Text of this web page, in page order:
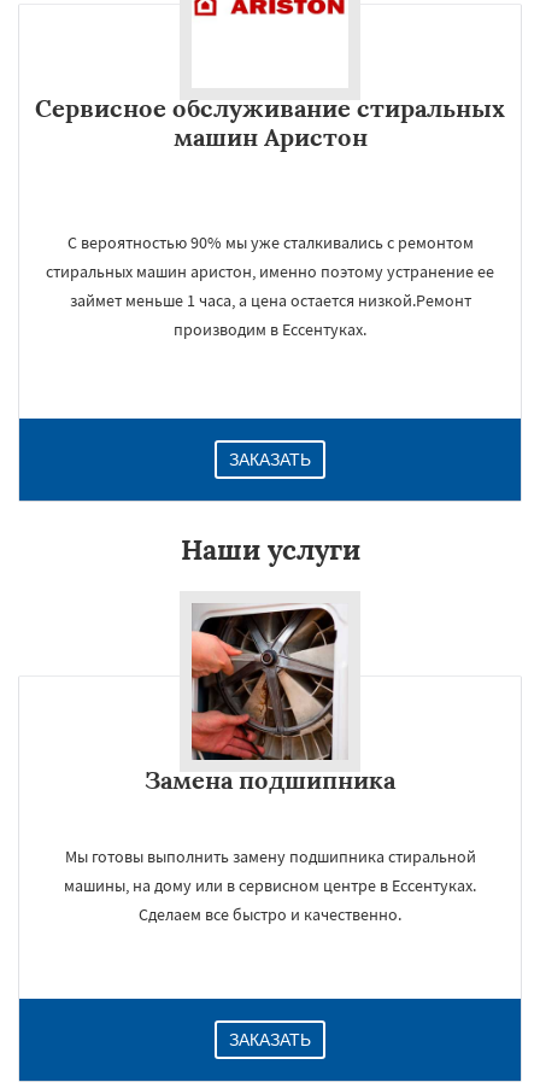
Сервисное обслуживание стиральных
машин Аристон
С вероятностью 90% мы уже сталкивались с ремонтом
стиральных машин аристон, именно поэтому устранение ее
займет меньше 1 часа, а цена остается низкой.Ремонт
производим в Ессентуках.
ЗАКАЗАТЬ
Наши услуги
Замена подшипника
Мы готовы выполнить замену подшипника стиральной
машины, на дому или в сервисном центре в Ессентуках.
Сделаем все быстро и качественно.
ЗАКАЗАТЬ
Даю согласие на обработку персональных данных